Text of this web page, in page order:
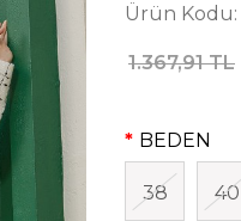
Ürün Kodu:
1.367,91 TL
BEDEN
38 40